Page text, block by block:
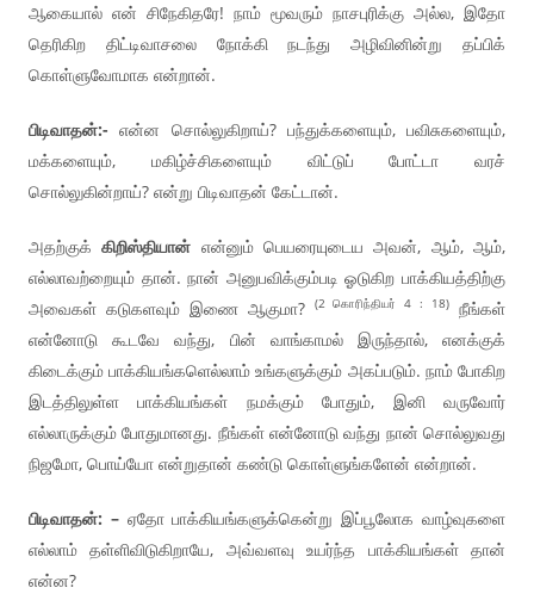
ஆகையால் என் சிநேகிதரே! நாம் மூவரும் நாசபுரிக்கு அல்ல, இதோ
தெரிகிற திட்டிவாசலை நோக்கி நடந்து அழிவினின்று தப்பிக்
கொள்ளுவோமாக என்றான்.
பிடிவாதன்:- என்ன சொல்லுகிறாய்? பந்துக்களையும், பவிசுகளையும்,
மக்களையும், மகிழ்ச்சிகளையும் விட்டுப் போட்டா வரச்
சொல்லுகின்றாய்? என்று பிடிவாதன் கேட்டான்.
அதற்குக்கிறிஸ்தியான் என்னும் பெயரையுடைய அவன், ஆம், ஆம்,
எல்லாவற்றையும் தான். நான் அனுபவிக்கும்படி ஓடுகிற பாக்கியத்திற்கு
அவைகள் கடுகளவும் இணை ஆகுமா? (2 கொரிந்தியர் 4 : 18) நீங்கள்
என்னோடு கூடவே வந்து, பின் வாங்காமல் இருந்தால், எனக்குக்
கிடைக்கும் பாக்கியங்களெல்லாம் உங்களுக்கும் அகப்படும். நாம் போகிற
இடத்திலுள்ள பாக்கியங்கள் நமக்கும் போதும், இனி வருவோர்
எல்லாருக்கும் போதுமானது. நீங்கள் என்னோடு வந்து நான் சொல்லுவது
நிஜமோ, பொய்யோ என்றுதான் கண்டு கொள்ளுங்களேன் என்றான்.
பிடிவாதன்: –ஏதோ பாக்கியங்களுக்கென்று இப்பூலோக வாழ்வுகளை
எல்லாம் தள்ளிவிடுகிறாயே, அவ்வளவு உயர்ந்த பாக்கியங்கள் தான்
என்ன?